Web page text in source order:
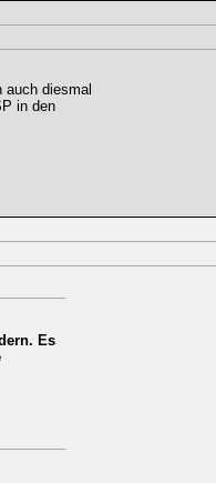
auch diesmal
in den
Es